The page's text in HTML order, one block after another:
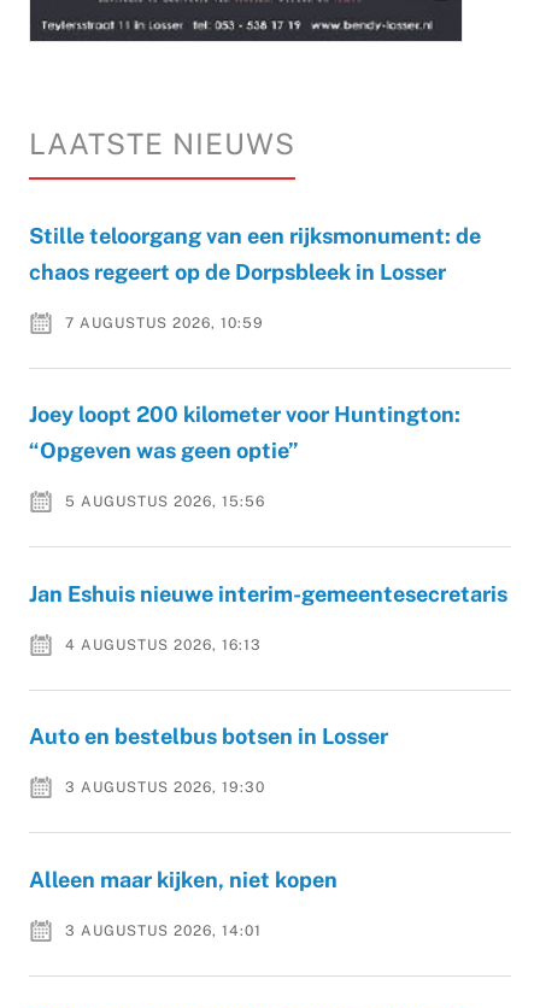
LAATSTE NIEUWS
Stille teloorgang van een rijksmonument: de
chaos regeert op de Dorpsbleek in Losser
7 AUGUSTUS 2026, 10:59
Joey loopt 200 kilometer voor Huntington:
“Opgeven was geen optie”
5 AUGUSTUS 2026, 15:56
Jan Eshuis nieuwe interim-gemeentesecretaris
4 AUGUSTUS 2026, 16:13
Auto en bestelbus botsen in Losser
3 AUGUSTUS 2026, 19:30
Alleen maar kijken, niet kopen
3 AUGUSTUS 2026, 14:01